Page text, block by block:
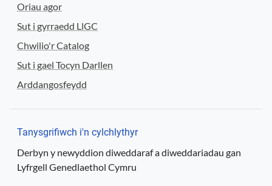
Oriau agor
Sut i gyrraedd LlGC
Chwilio'r Catalog
Sut i gael Tocyn Darllen
Arddangosfeydd
Tanysgrifiwch i'n cylchlythyr
Derbyn y newyddion diweddaraf a diweddariadau gan
Lyfrgell Genedlaethol Cymru